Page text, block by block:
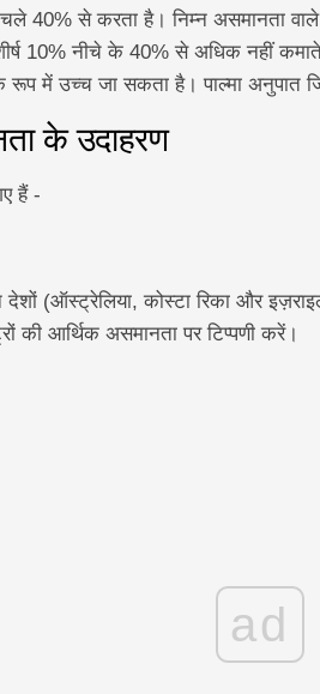
40% से करता है। निम्न असमानता
10% नीचे के 40% से अधिक नहीं
रूप में उच्च जा सकता है। पाल्मा अनुपात
के उदाहरण
हैं -
(ऑस्ट्रेलिया, कोस्टा रिका और
की आर्थिक असमानता पर टिप्पणी करें।
ad